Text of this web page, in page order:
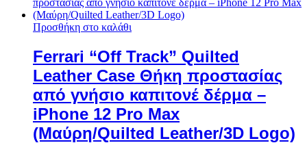
Προσθήκη στο καλάθι
Ferrari “Off Track” Quilted
Leather Case Θήκη προστασίας
από γνήσιο καπιτονέ δέρμα –
iPhone 12 Pro Max
(Μαύρη/Quilted Leather/3D Logo)